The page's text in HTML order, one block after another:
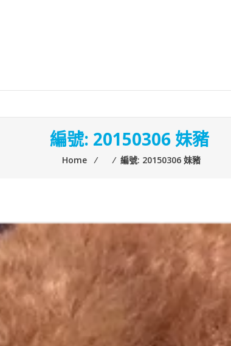
編號: 20150306 妹豬
Home ⁄ ⁄ 編號: 20150306 妹豬